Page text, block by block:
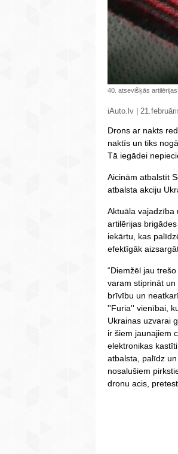
40. atsevišķās
iAuto.lv |
Drons ar nakts
naktīs un tiks
Tā iegādei
Aicinām atbalstīt
atbalsta akciju
Aktuāla vajadzība
artilērijas
iekārtu, kas
efektīgāk
“Diemžēl jau
varam stiprināt
brīvību un
''Furia'' vienībai,
Ukrainas uzvarai
ir šiem jaunajiem
elektronikas
atbalsta, palīdz
nosalušiem
dronu acis,